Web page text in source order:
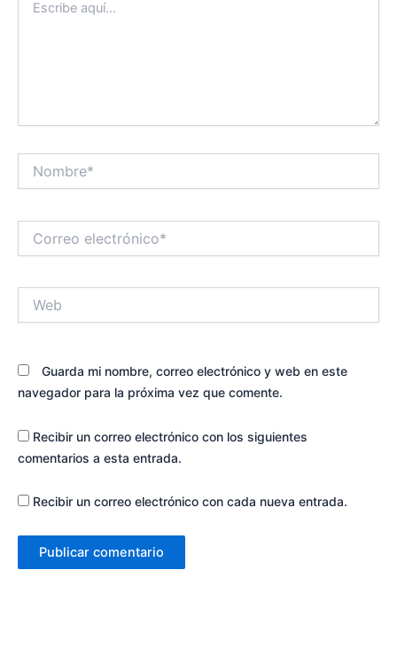
aquí...
electrónico*
Guarda mi nombre, correo electrónico y web en este
navegador para la próxima vez que comente.
Recibir un correo electrónico con los siguientes
comentarios a esta entrada.
Recibir un correo electrónico con cada nueva entrada.